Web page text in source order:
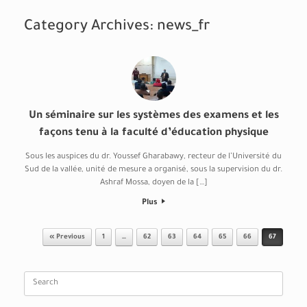
Category Archives: news_fr
Un séminaire sur les systèmes des examens et les
façons tenu à la faculté d’éducation physique
Sous les auspices du dr. Youssef Gharabawy, recteur de l’Université du
Sud de la vallée, unité de mesure a organisé, sous la supervision du dr.
Ashraf Mossa, doyen de la […]
Plus
Post navigation
« Previous 1 … 62 63 64 65 66 67
Search